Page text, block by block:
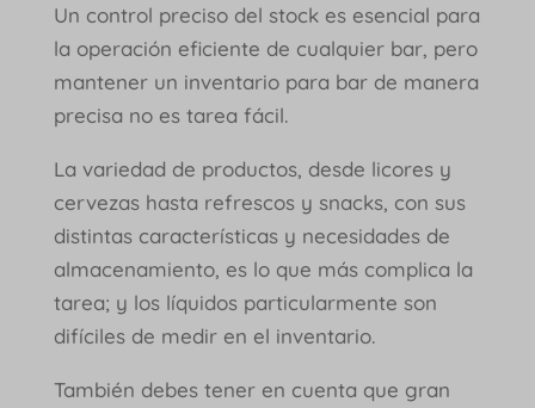
Un control preciso del stock es esencial para
la operación eficiente de cualquier bar, pero
mantener un inventario para bar de manera
precisa no es tarea fácil.
La variedad de productos, desde licores y
cervezas hasta refrescos y snacks, con sus
distintas características y necesidades de
almacenamiento, es lo que más complica la
tarea; y los líquidos particularmente son
difíciles de medir en el inventario.
También debes tener en cuenta que gran